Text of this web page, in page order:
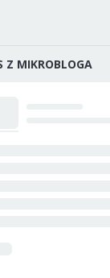
Z MIKROBLOGA